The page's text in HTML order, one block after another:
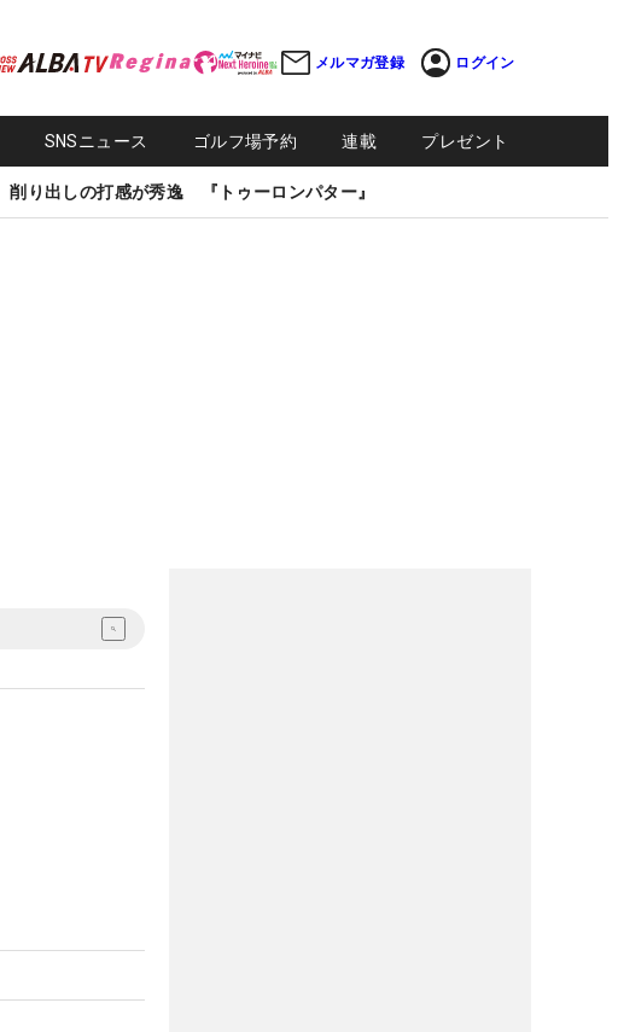
メルマガ登録 ログイン
SNSニュース ゴルフ場予約 連載 プレゼント
削り出しの打感が秀逸 『トゥーロンパター』